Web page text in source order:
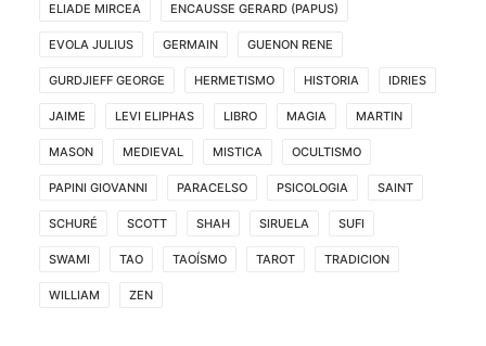
ELIADE MIRCEA ENCAUSSE GERARD (PAPUS)
EVOLA JULIUS GERMAIN GUENON RENE
GURDJIEFF GEORGE HERMETISMO HISTORIA IDRIES
JAIME LEVI ELIPHAS LIBRO MAGIA MARTIN
MASON MEDIEVAL MISTICA OCULTISMO
PAPINI GIOVANNI PARACELSO PSICOLOGIA SAINT
SCHURÉ SCOTT SHAH SIRUELA SUFI
SWAMI TAO TAOÍSMO TAROT TRADICION
WILLIAM ZEN